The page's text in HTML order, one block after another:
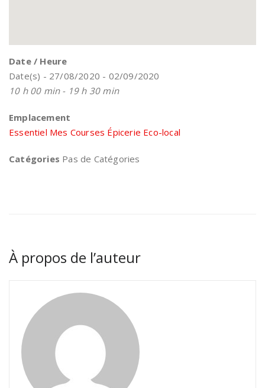
Date / Heure
Date(s) - 27/08/2020 - 02/09/2020
10 h 00 min - 19 h 30 min
Emplacement
Essentiel Mes Courses Épicerie Eco-local
Catégories Pas de Catégories
À propos de l’auteur